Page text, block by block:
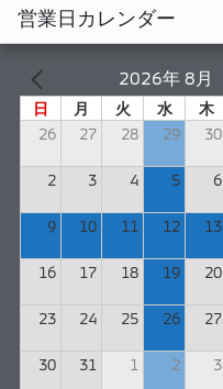
営業日カレンダー
2026年 8月
日 月 火 水 木
26
27 28 29 30
2 3 4 5 6
9 10 11 12 13
16 17 18 19 20
23 24 25 26 27
30 31 1 2 3